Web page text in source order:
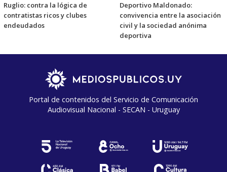
Ruglio: contra la lógica de
contratistas ricos y clubes
endeudados
Deportivo Maldonado:
convivencia entre la asociación
civil y la sociedad anónima
deportiva
Portal de contenidos del Servicio de Comunicación
Audiovisual Nacional - SECAN - Uruguay